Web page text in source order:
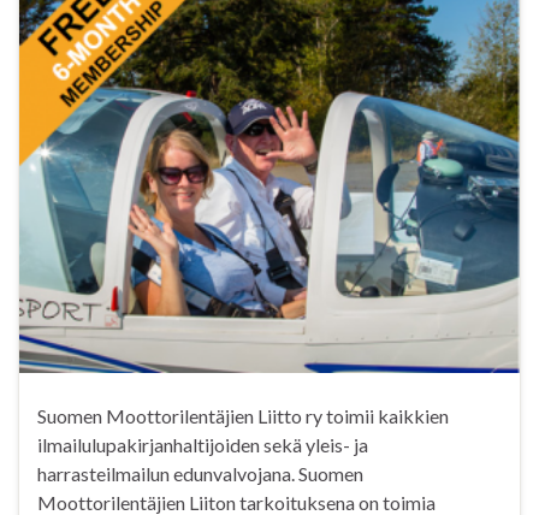
Suomen Moottorilentäjien Liitto ry toimii kaikkien
ilmailulupakirjanhaltijoiden sekä yleis- ja
harrasteilmailun edunvalvojana. Suomen
Moottorilentäjien Liiton tarkoituksena on toimia